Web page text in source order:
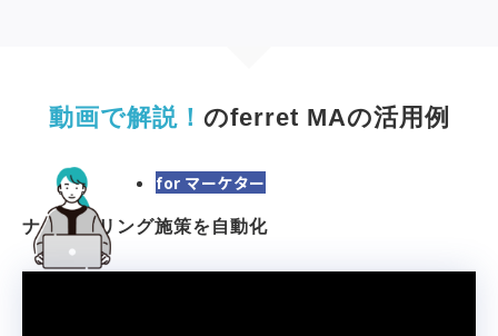
動画で解説！ のferret MAの活用例
for マーケター
ナーチャリング施策を自動化